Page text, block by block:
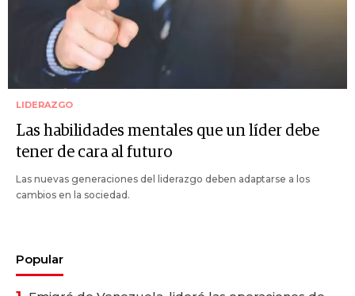
LIDERAZGO
Las habilidades mentales que un líder debe
tener de cara al futuro
Las nuevas generaciones del liderazgo deben adaptarse a los
cambios en la sociedad.
Popular